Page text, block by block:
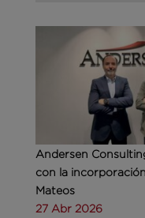
Andersen
con la
Mateos
27 Abr 2026